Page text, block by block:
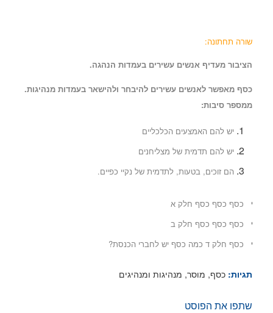
שורה תחתונה:
הציבור מעדיף אנשים עשירים בעמדות הנהגה.
כסף מאפשר לאנשים עשירים להיבחר ולהישאר בעמדות מנהיגות.
ממספר סיבות:
יש להם האמצעים הכלכליים
יש להם תדמית של מצליחנים
הם זוכים, בטעות, לתדמית של נקיי כפיים.
כסף כסף כסף חלק א
כסף כסף כסף חלק ב
כסף חלק ד כמה כסף יש לחברי הכנסת?
תגיות: כסף, מוסר, מנהיגות ומנהיגים
שתפו את הפוסט